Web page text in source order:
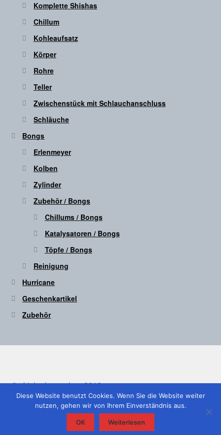
Komplette Shishas
Chillum
Kohleaufsatz
Körper
Rohre
Teller
Zwischenstück mit Schlauchanschluss
Schläuche
Bongs
Erlenmeyer
Kolben
Zylinder
Zubehör / Bongs
Chillums / Bongs
Katalysatoren / Bongs
Töpfe / Bongs
Reinigung
Hurricane
Geschenkartikel
Zubehör
© shisha-bong.shop 2013
Diese Website benutzt Cookies. Wenn Sie die Website weiter
nutzen, gehen wir von Ihrem Einverständnis aus.
OK Weiterlesen